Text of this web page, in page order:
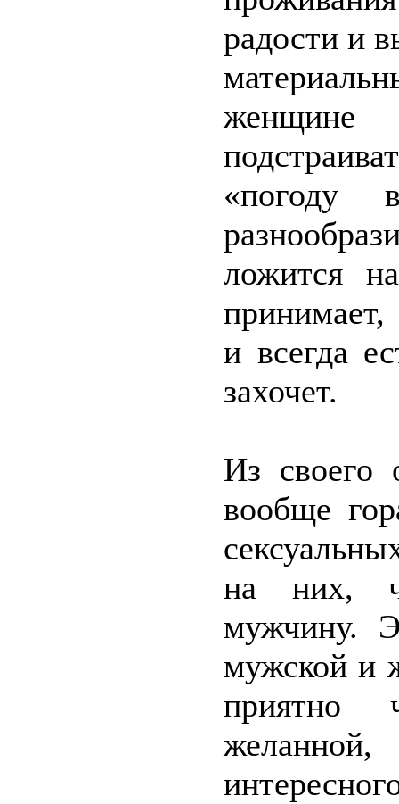
радости и
«погоду
ложится
и всегда
захочет.
Из
вообще
на них,
мужчину.
мужской и
приятно
желанной,